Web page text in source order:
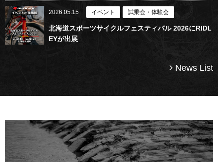
2026.05.15 イベント 試乗会・体験会
北海道スポーツサイクルフェスティバル 2026にRIDL
EYが出展
News List